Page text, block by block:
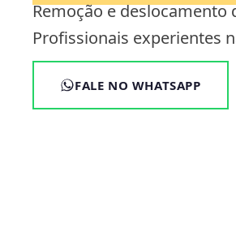
Remoção e deslocamento
Profissionais experientes
FALE NO WHATSAPP